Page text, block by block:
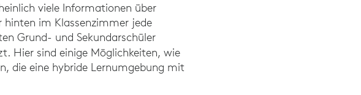
viele Informationen über
hinten im Klassenzimmer jede
Grund- und Sekundarschüler
Hier sind einige Möglichkeiten, wie
die eine hybride Lernumgebung mit